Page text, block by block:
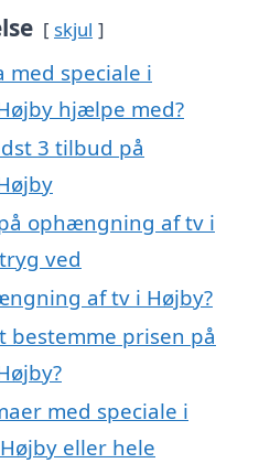
skjul
med speciale i
hjælpe med?
3 tilbud på
ophængning af tv i
ved
af tv i Højby?
bestemme prisen på
med speciale i
eller hele